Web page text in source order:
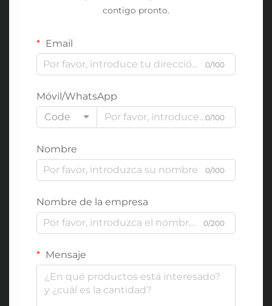
contigo pronto.
Email
0/100
Móvil/WhatsApp
Code
0/100
Nombre
0/100
Nombre de la empresa
0/200
Mensaje